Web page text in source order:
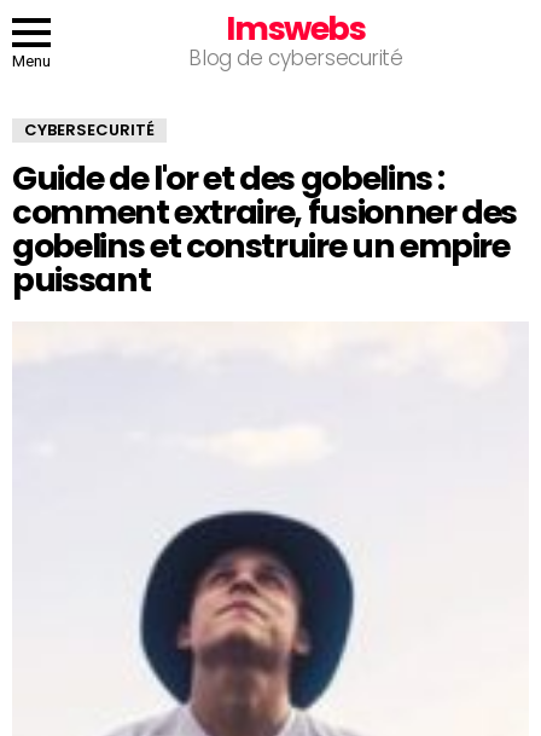
Menu
Imswebs
Blog de cybersecurité
CYBERSECURITÉ
Guide de l'or et des gobelins :
comment extraire, fusionner des
gobelins et construire un empire
puissant